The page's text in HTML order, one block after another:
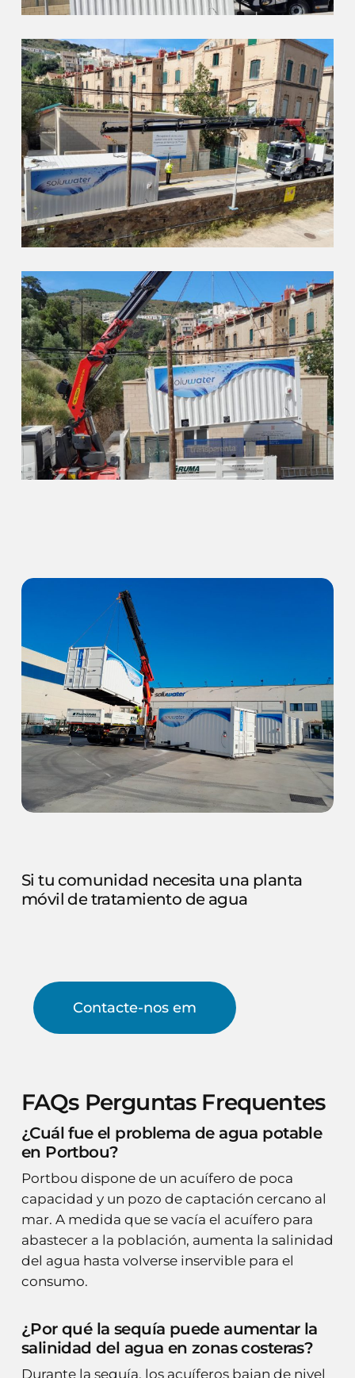
Si tu comunidad necesita una planta
móvil de tratamiento de agua
Contacte-nos em
FAQs Perguntas Frequentes
¿Cuál fue el problema de agua potable
en Portbou?
Portbou dispone de un acuífero de poca
capacidad y un pozo de captación cercano al
mar. A medida que se vacía el acuífero para
abastecer a la población, aumenta la salinidad
del agua hasta volverse inservible para el
consumo.
¿Por qué la sequía puede aumentar la
salinidad del agua en zonas costeras?
Durante la sequía, los acuíferos bajan de nivel